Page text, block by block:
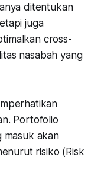
ditentukan
juga
cross-
nasabah yang
Portofolio
masuk akan
risiko (Risk